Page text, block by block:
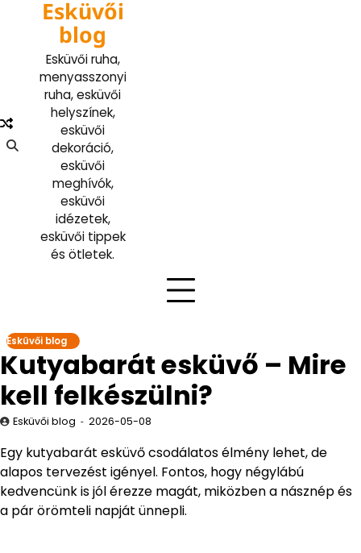
Esküvői
blog
Esküvői ruha,
menyasszonyi
ruha, esküvői
helyszínek,
esküvői
dekoráció,
esküvői
meghívók,
esküvői
idézetek,
esküvői tippek
és ötletek.
Esküvői blog
Kutyabarát esküvő – Mire
kell felkészülni?
Esküvői blog 2026-05-08
Egy kutyabarát esküvő csodálatos élmény lehet, de
alapos tervezést igényel. Fontos, hogy négylábú
kedvencünk is jól érezze magát, miközben a násznép és
a pár örömteli napját ünnepli.